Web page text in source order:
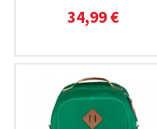
34,99 €